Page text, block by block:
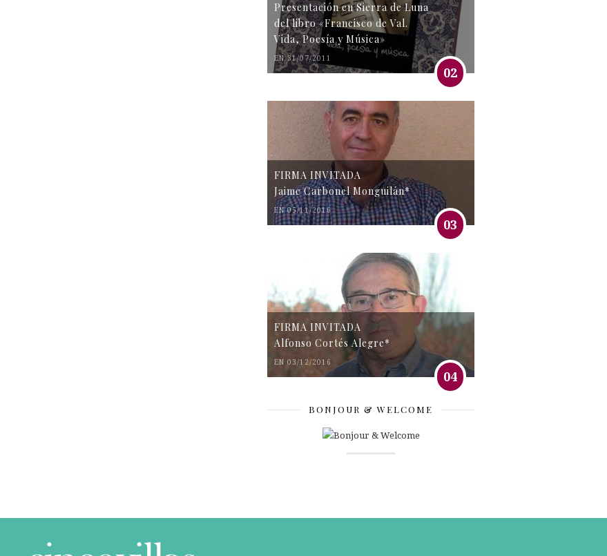
Presentación en Sierra de Luna
del libro «Francisco de Val.
Vida, Poesía y Música»
EN 31/07/2011
02
FIRMA INVITADA
Jaime Carbonel Monguilán*
EN 05/11/2016
03
FIRMA INVITADA
Alfonso Cortés Alegre*
EN 03/12/2016
04
BONJOUR & WELCOME